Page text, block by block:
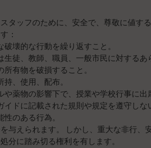
タッフのために、安全で、尊敬に値す
：
壊的な行動を繰り返すこと。
徒、教師、職員、一般市民に対するあ
有物を破損すること。
、使用、配布。
薬物の影響下で、授業や学校行事に出
ドに記載された規則や規定を遵守しな
のある行為。
与えられます。 しかし、重大な非行
分に踏み切る権利を有します。